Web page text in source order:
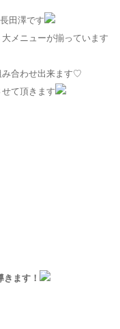
田澤です
メニューが揃っています
み合わせ出来ます♡
て頂きます
きます ！